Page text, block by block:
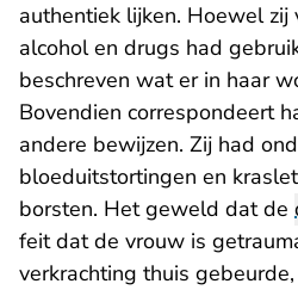
authentiek lijken. Hoewel zij
alcohol en drugs had
beschreven wat er in haar
Bovendien correspondeert
andere bewijzen. Zij had
bloeduitstortingen en
borsten. Het geweld dat de
feit dat de vrouw is
verkrachting thuis